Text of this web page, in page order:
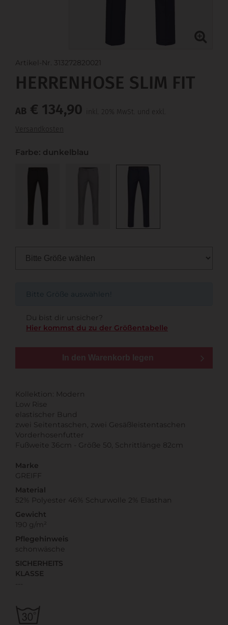
Artikel-Nr. 313272820021
HERRENHOSE SLIM FIT
AB € 134,90
inkl. 20% MwSt. und exkl.
Versandkosten
Farbe: dunkelblau
Bitte Größe auswählen!
Du bist dir unsicher?
Hier kommst du zu der Größentabelle
In den Warenkorb legen
Kollektion: Modern
Low Rise
elastischer Bund
zwei Seitentaschen, zwei Gesäßleistentaschen
Vorderhosenfutter
Fußweite 36cm - Größe 50, Schrittlänge 82cm
Marke
GREIFF
Material
52% Polyester 46% Schurwolle 2% Elasthan
Gewicht
190 g/m²
Pflegehinweis
schonwäsche
SICHERHEITS
KLASSE